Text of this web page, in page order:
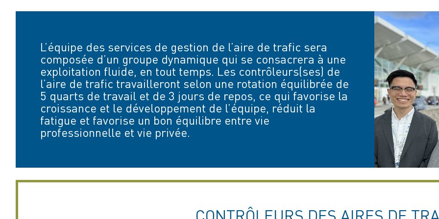
L’équipe des services de gestion de l’aire de trafic sera
composée d’un groupe dynamique qui se consacrera à une
exploitation fluide, en tout temps. Les contrôleurs(ses) de
l’aire de trafic travailleront selon une rotation équilibrée de
5 quarts de travail et de 3 jours de repos, ce qui favorise la
croissance et le développement de l’équipe, réduit la
fatigue et favorise un bon équilibre entre vie
professionnelle et vie privée.